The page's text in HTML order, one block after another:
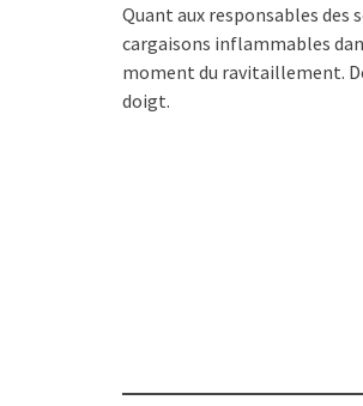
Quant aux responsables des
cargaisons inflammables
moment du ravitaillement.
doigt.